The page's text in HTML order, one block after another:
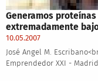
Generamos
extremadamente
10.05.2007
José Angel M.
Emprendedor XXI - Madrid